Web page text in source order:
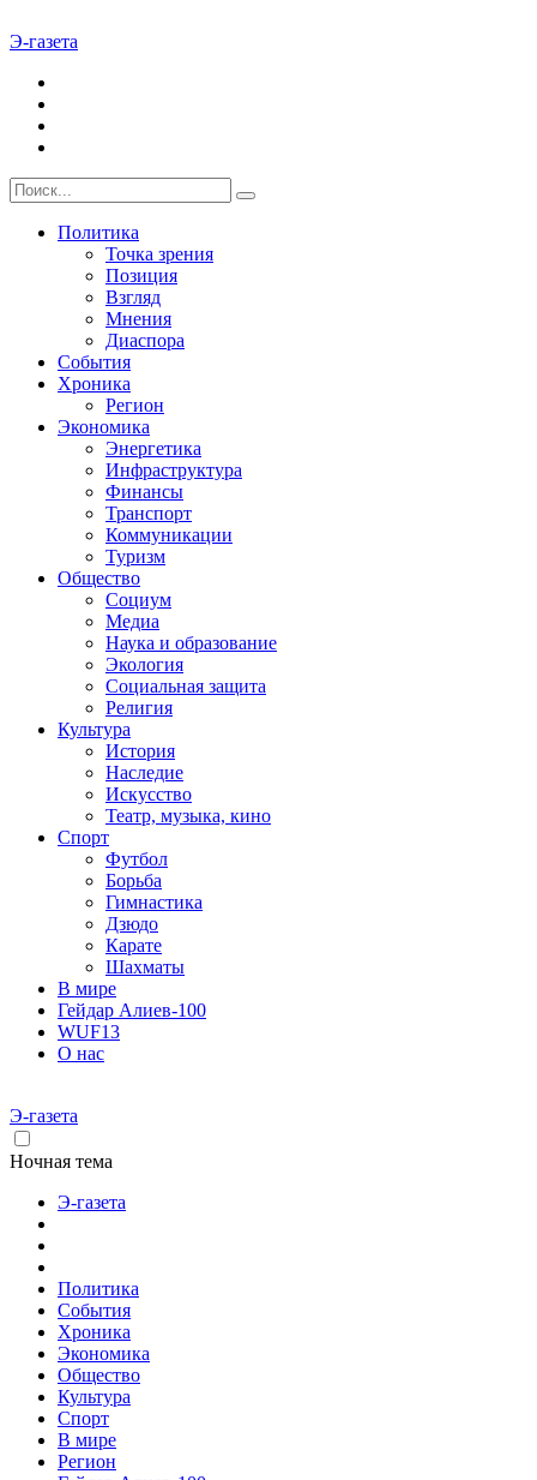
Э-газета
Политика
Точка зрения
Позиция
Взгляд
Мнения
Диаспора
События
Хроника
Регион
Экономика
Энергетика
Инфраструктура
Финансы
Транспорт
Коммуникации
Туризм
Общество
Социум
Медиа
Наука и образование
Экология
Социальная защита
Религия
Культура
История
Наследие
Искусство
Театр, музыка, кино
Спорт
Футбол
Борьба
Гимнастика
Дзюдо
Карате
Шахматы
В мире
Гейдар Алиев-100
WUF13
О нас
Э-газета
Ночная тема
Э-газета
Политика
События
Хроника
Экономика
Общество
Культура
Спорт
В мире
Регион